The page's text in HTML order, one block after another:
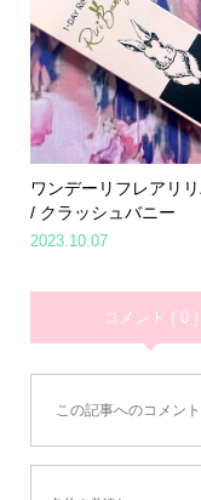
ワンデーリフレアリ
/ クラッシュバニー
2023.10.07
コメント ( 0 )
この記事へのコメン